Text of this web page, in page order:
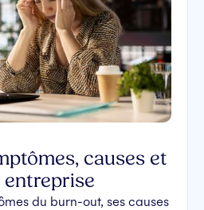
causes et
du burn-out, ses causes